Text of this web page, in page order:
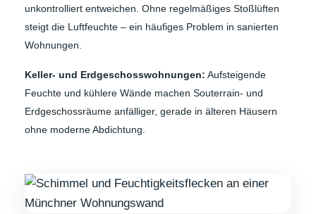
unkontrolliert entweichen. Ohne regelmäßiges Stoßlüften
steigt die Luftfeuchte – ein häufiges Problem in sanierten
Wohnungen.
Keller- und Erdgeschosswohnungen: Aufsteigende
Feuchte und kühlere Wände machen Souterrain- und
Erdgeschossräume anfälliger, gerade in älteren Häusern
ohne moderne Abdichtung.